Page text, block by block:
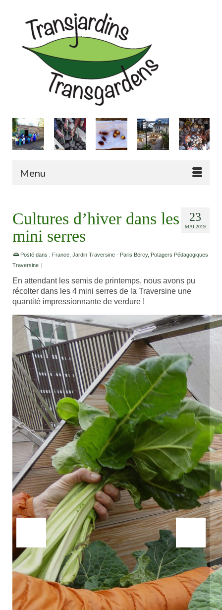
Menu
23
MAI 2019
Cultures d’hiver dans les
mini serres
Posté dans : France Jardin Traversine - Paris Bercy, Potagers Pédagogiques
Traversine |
En attendant les semis de printemps, nous avons pu
récolter dans les 4 mini serres de la Traversine une
quantité impressionnante de verdure !